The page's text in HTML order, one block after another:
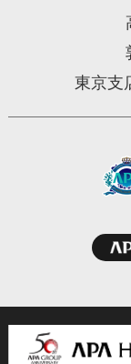
東京支